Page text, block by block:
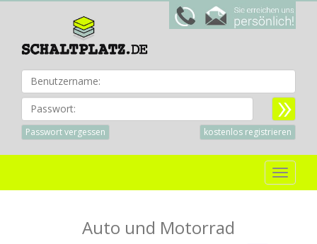
Passwort:
Passwort vergessen kostenlos registrieren
Toggle
Auto und Motorrad